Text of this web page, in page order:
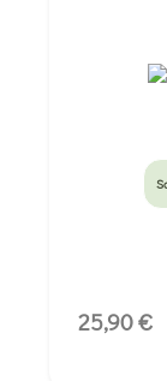
25,90 €